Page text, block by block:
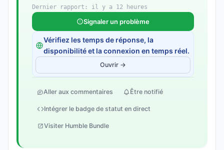
Dernier rapport: il y a 12 heures
Signaler un problème
Vérifiez les temps de réponse, la
disponibilité et la connexion en temps réel.
Ouvrir →
Aller aux commentaires Être notifié
Intégrer le badge de statut en direct
Visiter Humble Bundle